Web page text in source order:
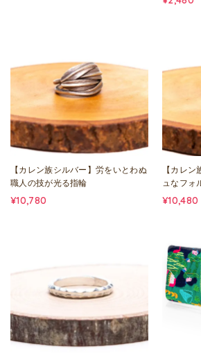
【カレン族シルバー】労をいとわぬ
職人の技が光る指輪
¥10,780
【カレ
ュなフォ
¥10,480